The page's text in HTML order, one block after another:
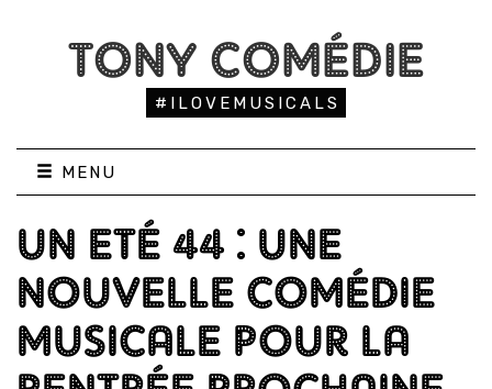
TONY COMÉDIE
#ILOVEMUSICALS
MENU
UN ETÉ 44 : UNE
NOUVELLE COMÉDIE
MUSICALE POUR LA